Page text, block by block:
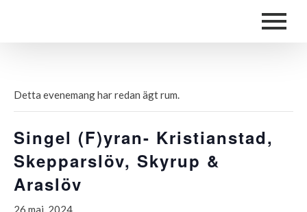
Detta evenemang har redan ägt rum.
Singel (F)yran- Kristianstad,
Skepparslöv, Skyrup &
Araslöv
26 maj, 2024